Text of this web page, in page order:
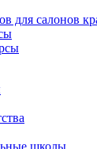
для салонов
школы